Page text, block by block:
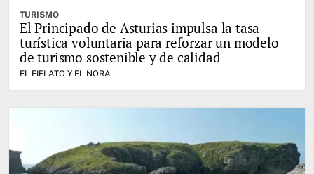
TURISMO
El Principado de Asturias impulsa la tasa
turística voluntaria para reforzar un modelo
de turismo sostenible y de calidad
EL FIELATO Y EL NORA